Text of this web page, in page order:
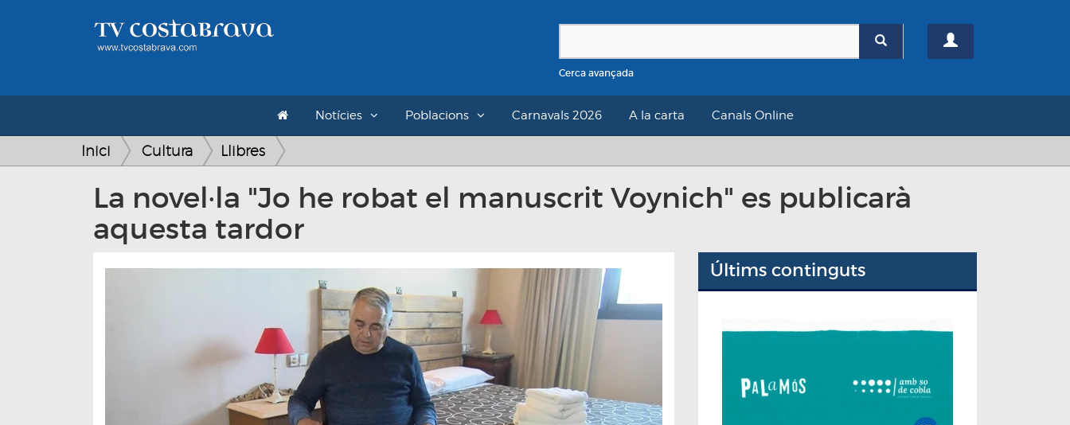
Cerca avançada
Notícies Poblacions Carnavals 2026 A la carta Canals Online
Inici Cultura Llibres
La novel·la "Jo he robat el manuscrit Voynich" es publicarà
aquesta tardor
Últims continguts